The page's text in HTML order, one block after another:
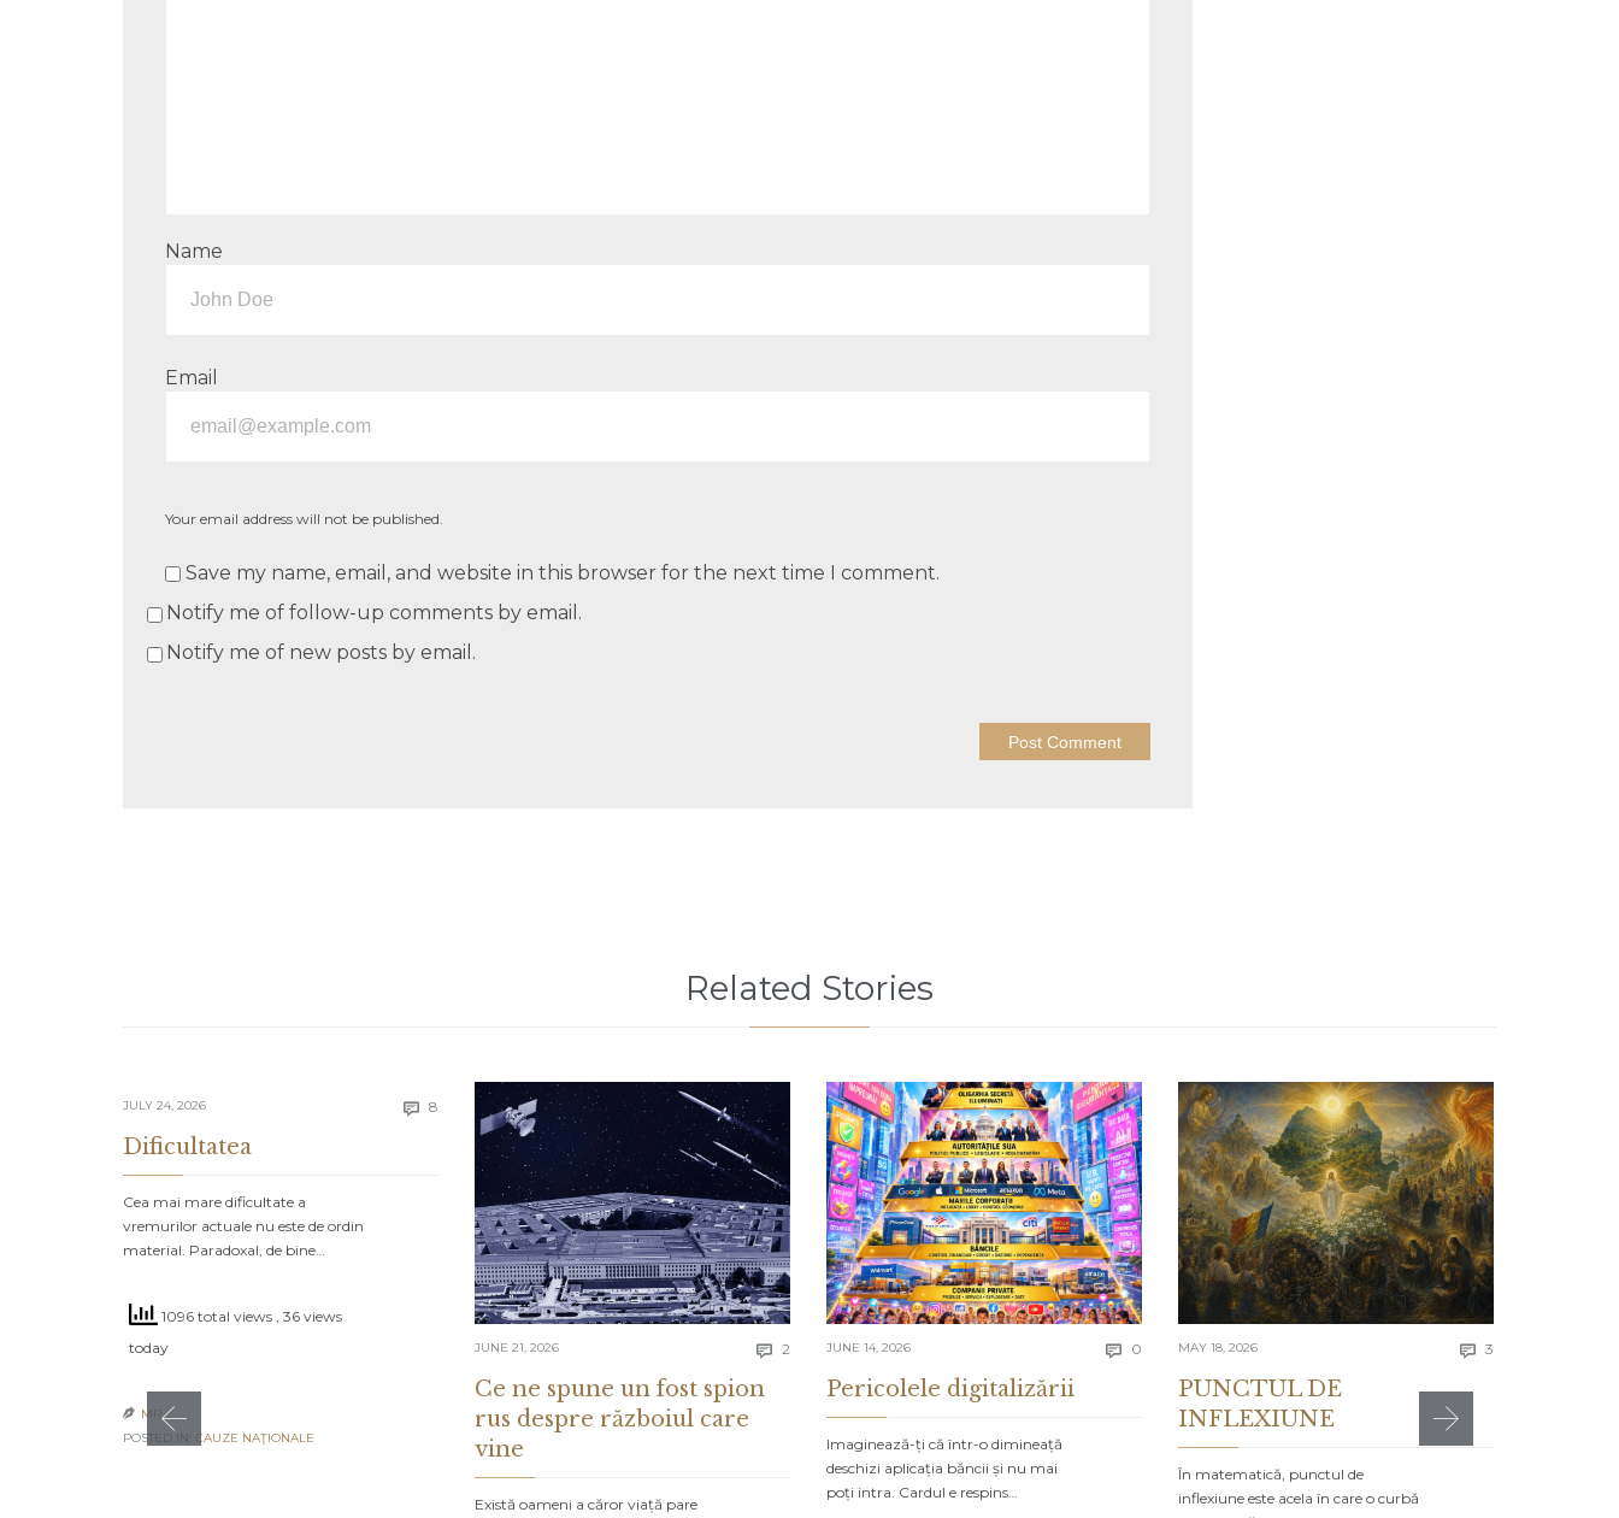
Name
Email
Your email address will not be published.
Save my name, email, and website in this browser for the next time I comment.
Notify me of follow-up comments by email.
Notify me of new posts by email.
Related Stories
JULY 24, 2026  8 Comments
Dificultatea
Cea mai mare dificultate a
vremurilor actuale nu este de ordin
material. Paradoxal, de bine…
1096 total views , 36 views
today
 MR
POSTED IN: CAUZE NAŢIONALE
JUNE 21, 2026  2 Comments
Ce ne spune un fost spion
rus despre războiul care
vine
Există oameni a căror viață pare
JUNE 14, 2026  0 Comments
Pericolele digitalizării
Imaginează-ți că într-o dimineață
deschizi aplicația băncii și nu mai
poți intra. Cardul e respins…
MAY 18, 2026  3
PUNCTUL DE
INFLEXIUNE
În matematică, punctul de
inflexiune este acela în care o curbă